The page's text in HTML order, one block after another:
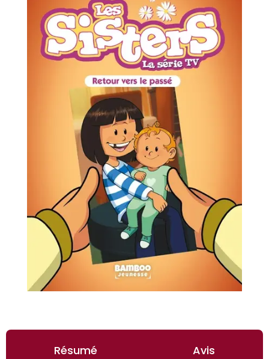
Résumé
Avis